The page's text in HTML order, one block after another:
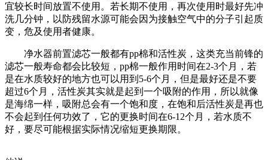
宜较长时间放置不使用。若长期不使用，再次使用时最好先冲
洗几分钟，以防残留水源可能会因为接触空气中的分子引起质
变，危及使用者健康。
净水器前置滤芯一般都有pp棉和活性炭，这类充当前锋的
滤芯一般寿命都会比较短，pp棉一般作用时间在2-3个月，若
是在水质较好的地方也可以用到5-6个月，但是最好还是不要
超过6个月，活性炭其实就是起到一个吸附的作用，所以就像
是海绵一样，吸附总会有一个饱和度，在饱和后活性炭是再也
不会起到任何功效了，它的更换时间在6-12个月，若水质不
好，要尽可能根据实际情况缩短更换期限。